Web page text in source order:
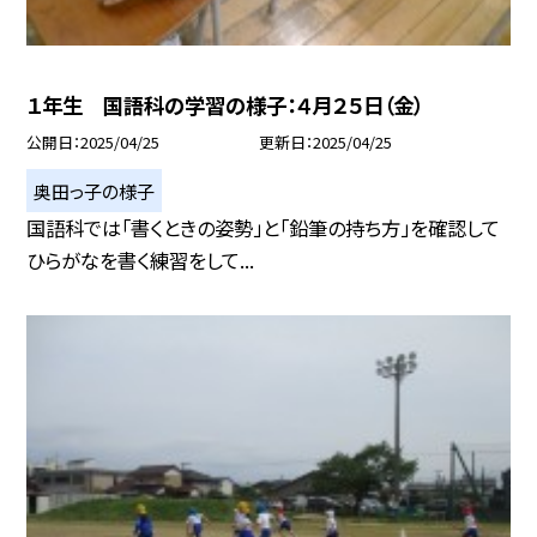
１年生 国語科の学習の様子：４月２５日（金）
公開日 2025/04/25 更新日 2025/04/25
奥田っ子の様子
国語科では「書くときの姿勢」と「鉛筆の持ち方」を確認して
ひらがなを書く練習をして...